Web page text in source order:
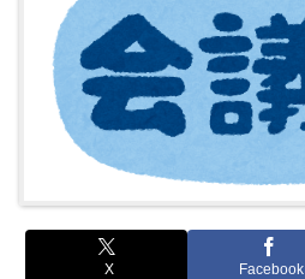
X Facebook